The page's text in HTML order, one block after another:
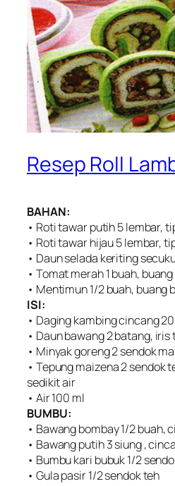
Resep Roll
BAHAN:
• Roti tawar putih 5 lembar,
• Roti tawar hijau 5 lembar,
• Daun selada keriting
• Tomat merah 1 buah,
• Mentimun 1/2 buah, buang
ISI:
• Daging kambing cincang
• Daun bawang 2 batang, iris
• Minyak goreng 2 sendok
• Tepung maizena 2 sendok
sedikit air
• Air 100 ml
BUMBU:
• Bawang bombay 1/2 buah,
• Bawang putih 3 siung ,
• Bumbu kari bubuk 1/2
• Gula pasir 1/2 sendok teh